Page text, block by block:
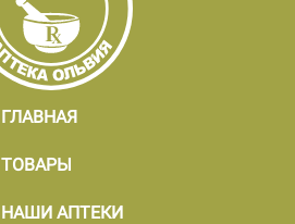
ГЛАВНАЯ
ТОВАРЫ
НАШИ АПТЕКИ